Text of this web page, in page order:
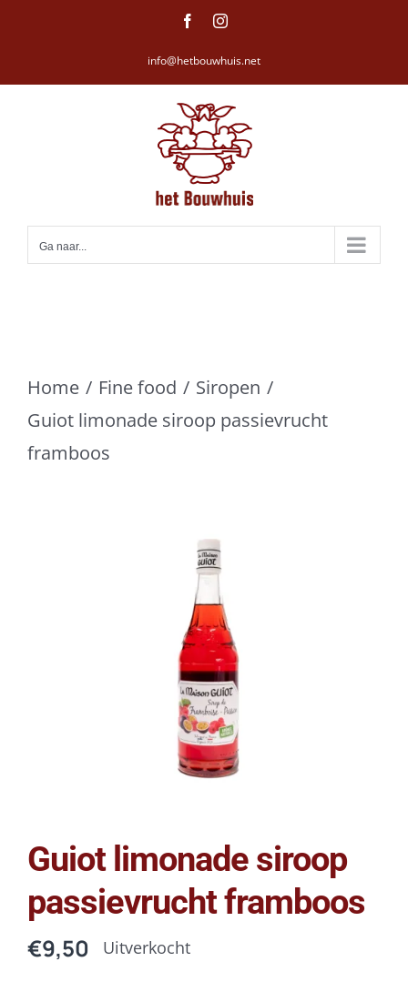
FacebookInstagram
info@hetbouwhuis.net
Ga naar...
Home Fine food
Siropen
Guiot limonade siroop passievrucht
framboos
Guiot limonade siroop
passievrucht framboos
€9,50 Uitverkocht